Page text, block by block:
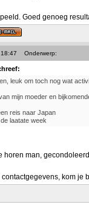
Goed genoeg
Onderwerp:
leuk om toch nog wat
mijn moeder en
reis naar Japan
laatate week
horen man,
contactgegevens, kom